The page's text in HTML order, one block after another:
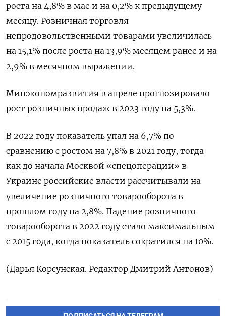
роста на 4,8% в мае и на 0,2% к предыдущему
месяцу. Розничная торговля
непродовольственными товарами увеличилась
на 15,1% после роста на 13,9% месяцем ранее и на
2,9% в месячном выражении.
Минэкономразвития в апреле прогнозировало
рост розничных продаж в 2023 году на 5,3%.
В 2022 году показатель упал на 6,7% по
сравнению с ростом на 7,8% в 2021 году, тогда
как до начала Москвой «спецоперации» в
Украине российские власти рассчитывали на
увеличение розничного товарооборота в
прошлом году на 2,8%. Падение розничного
товарооборота в 2022 году стало максимальным
с 2015 года, когда показатель сократился на 10%.
(Дарья Корсунская. Редактор Дмитрий Антонов)